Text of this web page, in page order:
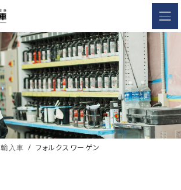
輸入車 フォルクスワーゲン